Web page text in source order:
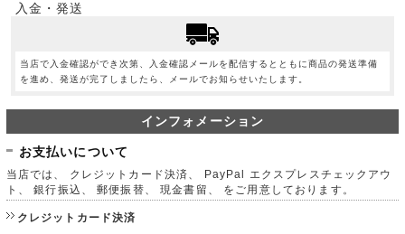
入金・発送
当店で入金確認ができ次第、入金確認メールを配信するとともに商品の発送準備
を進め、発送が完了しましたら、メールでお知らせいたします。
インフォメーション
お支払いについて
当店では、 クレジットカード決済、 PayPal エクスプレスチェックアウ
ト、 銀行振込、 郵便振替、 現金書留、 をご用意しております。
クレジットカード決済